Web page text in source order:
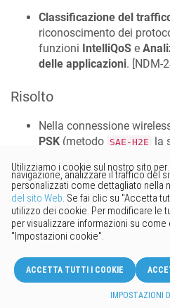
Classificazione del
riconoscimento dei
funzioni IntelliQoS e
delle applicazioni. [NDM-
Risolto
Nella connessione
PSK (metodo SAE-H2E
la
La segmentazione della
impedire ai dispositivi del
accedere alle
[NDM-2744]
Risolto il problema con il
bloccava in determinate